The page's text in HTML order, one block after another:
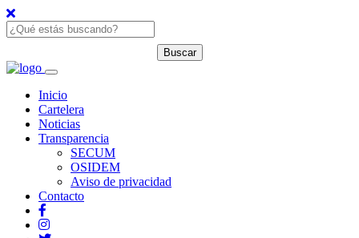
Inicio
Cartelera
Noticias
Transparencia
SECUM
OSIDEM
Aviso de privacidad
Contacto